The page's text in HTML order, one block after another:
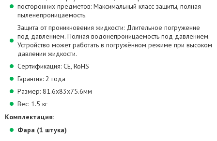
посторонних предметов: Максимальный класс защиты, полная
пыленепроницаемость.
Защита от проникновения жидкости: Длительное погружение
под давлением. Полная водонепроницаемость под давлением.
Устройство может работать в погружённом режиме при высоком
давлении жидкости.
Сертификация: CE, RoHS
Гарантия: 2 года
Размер: 81.6х83х75.6мм
Вес: 1.5 кг
Комплектация:
Фара (1 штука)